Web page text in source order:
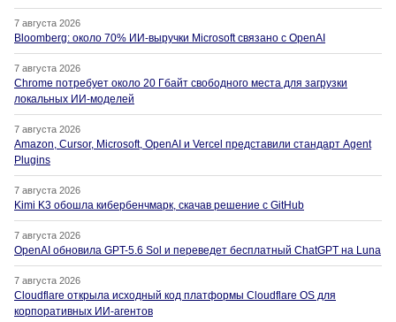
7 августа 2026
Bloomberg: около 70% ИИ-выручки Microsoft связано с OpenAI
7 августа 2026
Chrome потребует около 20 Гбайт свободного места для загрузки
локальных ИИ-моделей
7 августа 2026
Amazon, Cursor, Microsoft, OpenAI и Vercel представили стандарт Agent
Plugins
7 августа 2026
Kimi K3 обошла кибербенчмарк, скачав решение с GitHub
7 августа 2026
OpenAI обновила GPT-5.6 Sol и переведет бесплатный ChatGPT на Luna
7 августа 2026
Cloudflare открыла исходный код платформы Cloudflare OS для
корпоративных ИИ-агентов